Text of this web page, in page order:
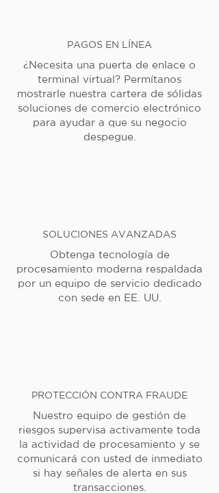
PAGOS EN LÍNEA
¿Necesita una puerta de enlace o
terminal virtual? Permítanos
mostrarle nuestra cartera de sólidas
soluciones de comercio electrónico
para ayudar a que su negocio
despegue.
SOLUCIONES AVANZADAS
Obtenga tecnología de
procesamiento moderna respaldada
por un equipo de servicio dedicado
con sede en EE. UU.
PROTECCIÓN CONTRA FRAUDE
Nuestro equipo de gestión de
riesgos supervisa activamente toda
la actividad de procesamiento y se
comunicará con usted de inmediato
si hay señales de alerta en sus
transacciones.